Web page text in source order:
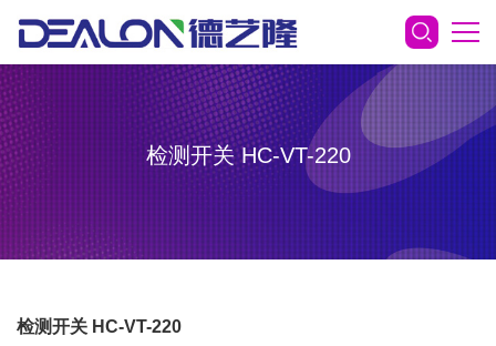
检测开关 HC-VT-220
检测开关 HC-VT-220